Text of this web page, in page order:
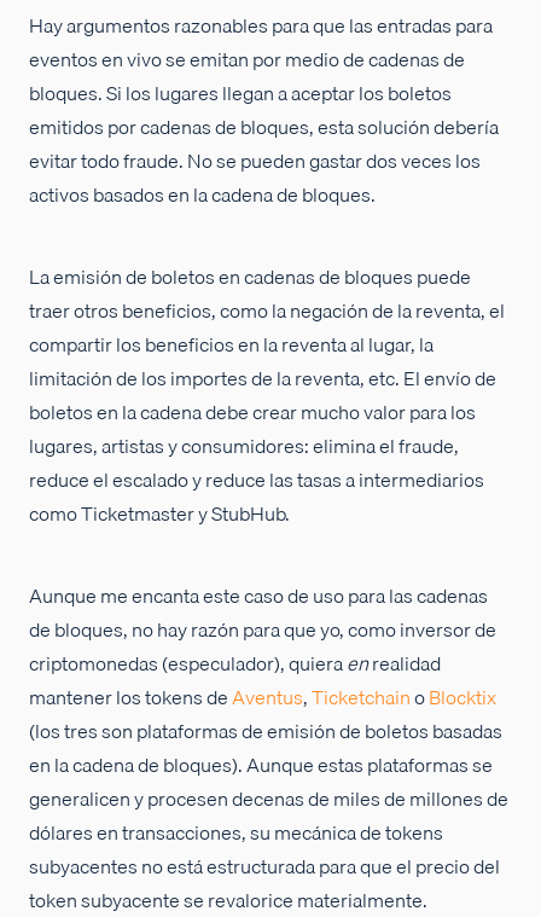
Hay argumentos razonables para que las entradas para
eventos en vivo se emitan por medio de cadenas de
bloques. Si los lugares llegan a aceptar los boletos
emitidos por cadenas de bloques, esta solución debería
evitar todo fraude. No se pueden gastar dos veces los
activos basados en la cadena de bloques.
La emisión de boletos en cadenas de bloques puede
traer otros beneficios, como la negación de la reventa, el
compartir los beneficios en la reventa al lugar, la
limitación de los importes de la reventa, etc. El envío de
boletos en la cadena debe crear mucho valor para los
lugares, artistas y consumidores: elimina el fraude,
reduce el escalado y reduce las tasas a intermediarios
como Ticketmaster y StubHub.
Aunque me encanta este caso de uso para las cadenas
de bloques, no hay razón para que yo, como inversor de
criptomonedas (especulador), quieraenrealidad
mantener los tokens deAventus,TicketchainoBlocktix
(los tres son plataformas de emisión de boletos basadas
en la cadena de bloques). Aunque estas plataformas se
generalicen y procesen decenas de miles de millones de
dólares en transacciones, su mecánica de tokens
subyacentes no está estructurada para que el precio del
token subyacente se revalorice materialmente.